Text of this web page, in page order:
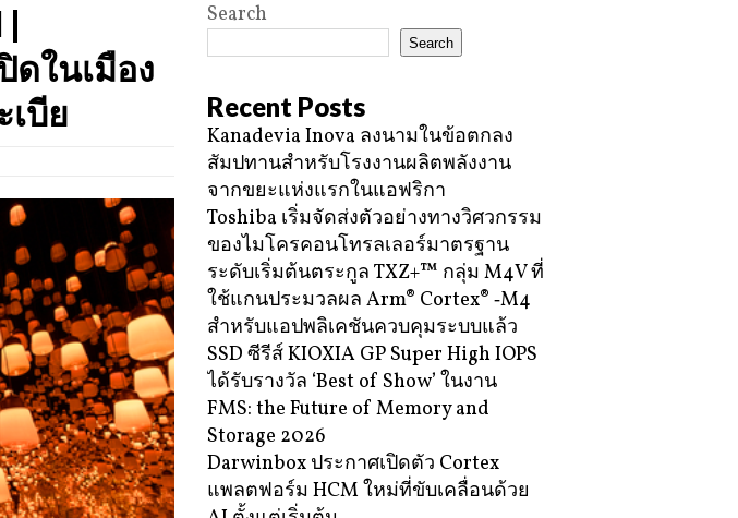
|
ในเมือง
บีย
Search
Search
Recent Posts
Kanadevia Inova ลงนามในข้อตกลง
สัมปทานสำหรับโรงงานผลิตพลังงาน
จากขยะแห่งแรกในแอฟริกา
Toshiba เริ่มจัดส่งตัวอย่างทางวิศวกรรม
ของไมโครคอนโทรลเลอร์มาตรฐาน
ระดับเริ่มต้นตระกูล TXZ+™ กลุ่ม M4V ที่
ใช้แกนประมวลผล Arm® Cortex® ‑M4
สำหรับแอปพลิเคชันควบคุมระบบแล้ว
SSD ซีรีส์ KIOXIA GP Super High IOPS
ได้รับรางวัล ‘Best of Show’ ในงาน
FMS: the Future of Memory and
Storage 2026
Darwinbox ประกาศเปิดตัว Cortex
แพลตฟอร์ม HCM ใหม่ที่ขับเคลื่อนด้วย